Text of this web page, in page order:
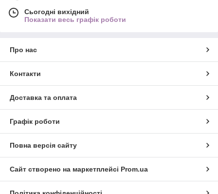
Сьогодні вихідний
Показати весь графік роботи
Про нас
Контакти
Доставка та оплата
Графік роботи
Повна версія сайту
Сайт створено на маркетплейсі Prom.ua